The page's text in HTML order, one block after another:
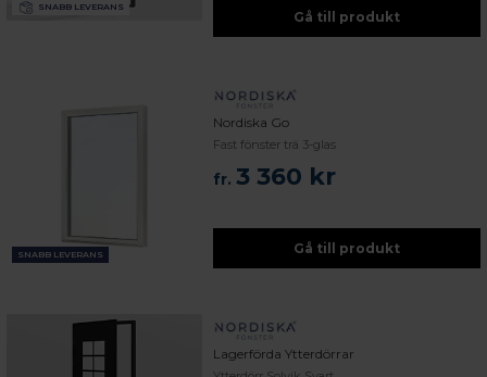
SNABB LEVERANS
Gå till produkt
SNABB LEVERANS
Nordiska Go
Fast fönster trä 3-glas
fr. 3 360 kr
Gå till produkt
Lagerförda Ytterdörrar